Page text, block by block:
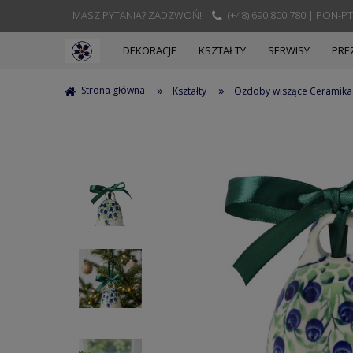
MASZ PYTANIA? ZADZWOŃ! (+48) 690 800 780 | PON-
DEKORACJE KSZTAŁTY SERWISY
Strona główna » Kształty » Ozdoby wiszące